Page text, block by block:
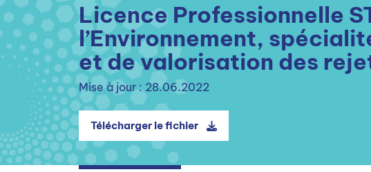
Licence Professionnelle
l’Environnement,
et de valorisation des
Mise à jour : 28.06.2022
Télécharger le fichier